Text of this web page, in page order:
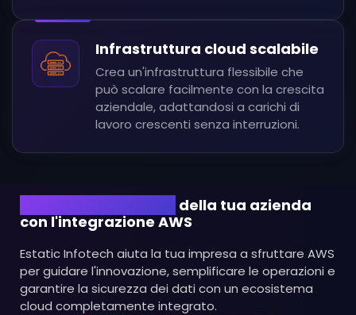
Infrastruttura cloud scalabile
Crea un'infrastruttura flessibile che
può scalare facilmente con la crescita
aziendale, adattandosi a carichi di
lavoro crescenti senza interruzioni.
della tua azienda
con l'integrazione AWS
Estatic Infotech aiuta la tua impresa a sfruttare AWS
per guidare l'innovazione, semplificare le operazioni e
garantire la sicurezza dei dati con un ecosistema
cloud completamente integrato.